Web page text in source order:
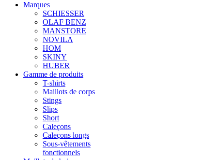
Marques
SCHIESSER
OLAF BENZ
MANSTORE
NOVILA
HOM
SKINY
HUBER
Gamme de produits
T-shirts
Maillots de corps
Stings
Slips
Short
Caleçons
Caleçons longs
Sous-vêtements
fonctionnels